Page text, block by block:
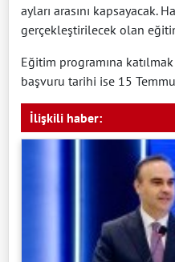
ayları arasını kapsayacak.
gerçekleştirilecek olan
Eğitim programına
başvuru tarihi ise 15
İlişkili haber: